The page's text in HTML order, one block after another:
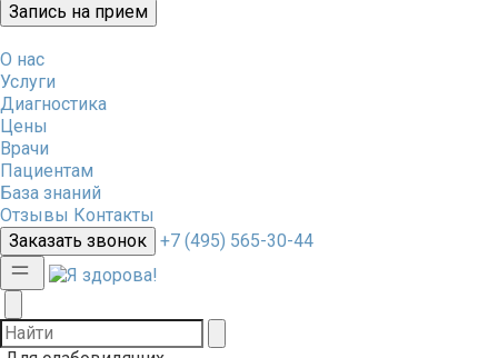
Запись на прием
О нас
Услуги
Диагностика
Цены
Врачи
Пациентам
База знаний
Отзывы Контакты
Заказать звонок
+7 (495) 565-30-44